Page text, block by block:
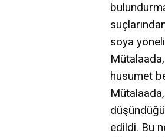
soya
husumet
edildi. Bu